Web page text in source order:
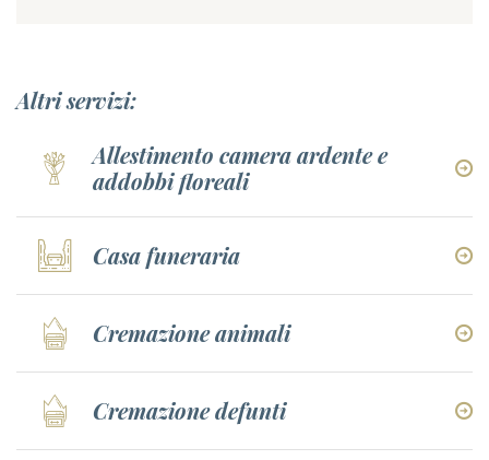
Altri servizi:
Allestimento camera ardente e
addobbi floreali
Casa funeraria
Cremazione animali
Cremazione defunti